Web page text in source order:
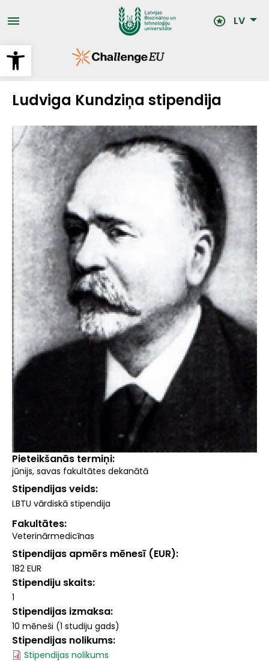
Open toolbar
uz
galveno LV
Ludviga Kundziņa stipendija
Pieteikšanās termiņi
jūnijs, savas fakultātes dekanātā
Stipendijas veids
LBTU vārdiskā stipendija
Fakultātes
Veterinārmedicīnas
Stipendijas apmērs mēnesī (EUR)
182 EUR
Stipendiju skaits
1
Stipendijas izmaksa
10 mēneši (1 studiju gads)
Stipendijas nolikums
Stipendijas nolikums